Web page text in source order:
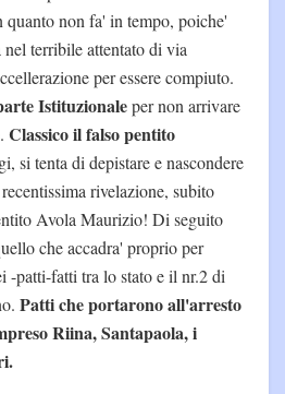
non fa' in tempo, poiche'
terribile attentato di via
per essere compiuto.
Istituzionaleper non arrivare
Classico il falso pentito
si tenta di depistare e nascondere
rivelazione, subito
Avola Maurizio! Di seguito
che accadra' proprio per
-patti-fatti tra lo stato e il nr.2 di
Patti che portarono all'arresto
Riina, Santapaola, i